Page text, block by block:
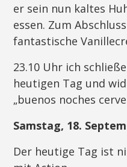
er sein nun kaltes
essen. Zum
fantastische
23.10 Uhr ich
heutigen Tag und
„buenos noches
Samstag, 18.
Der heutige Tag ist